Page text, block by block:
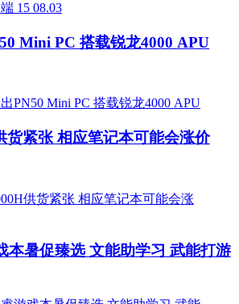
15 08.03
Mini PC 搭载锐龙4000 APU
货紧张 相应笔记本可能会涨价
本暑促臻选 文能助学习 武能打游